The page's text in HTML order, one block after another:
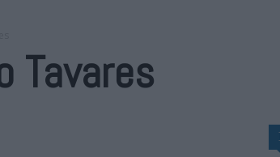
Tavares